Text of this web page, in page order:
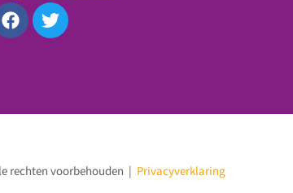
rechten voorbehouden | Privacyverklaring